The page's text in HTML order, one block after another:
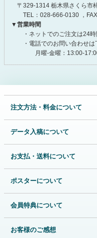
〒329-1314 栃木県さくら市
TEL：028-666-0130 ，
▼営業時間
・ネットでのご注文は24時
・電話でのお問い合わせは
月曜-金曜：13:00-17:00
注文方法・料金について
データ入稿について
お支払・送料について
ポスターについて
会員特典について
お客様のご感想